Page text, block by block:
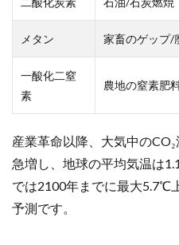
メタン 家畜のゲップ/
一酸化二窒
素
農地の窒素肥
産業革命以降、大気中の
急増し、地球の平均気温は
では2100年までに最大5.7℃
予測です。